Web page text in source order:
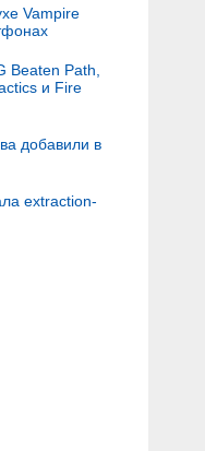
Vampire
Beaten Path,
и Fire
добавили в
extraction-